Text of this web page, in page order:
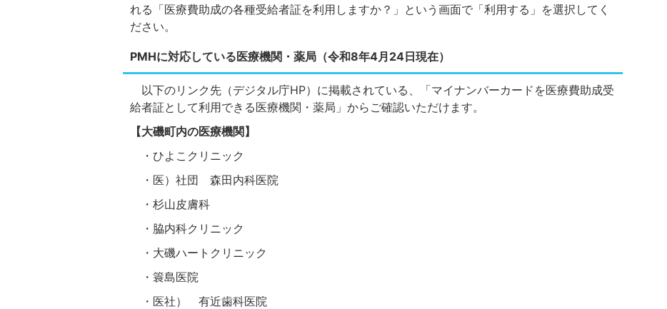
れる「医療費助成の各種受給者証を利用しますか？」という画面で「利用する」を選択してく
ださい。
PMHに対応している医療機関・薬局（令和8年4月24日現在）
以下のリンク先（デジタル庁HP）に掲載されている、「マイナンバーカードを医療費助成受
給者証として利用できる医療機関・薬局」からご確認いただけます。
【大磯町内の医療機関】
・ひよこクリニック
・医）社団 森田内科医院
・杉山皮膚科
・脇内科クリニック
・大磯ハートクリニック
・簑島医院
・医社） 有近歯科医院